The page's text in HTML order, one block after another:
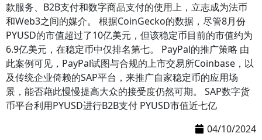
款服务、B2B支付和数字商品支付的使用上，立志成为法币
和Web3之间的媒介。 根据CoinGecko的数据，尽管8月份
PYUSD的市值超过了10亿美元，但该稳定币目前的市值约为
6.9亿美元，在稳定币中仅排名第七。 PayPal的推广策略 由
此案例可见，PayPal试图与合规的上市交易所Coinbase，以
及传统企业倚赖的SAP平台，来推广自家稳定币的应用场
景，能否藉此慢慢提高大众的接受度仍然可期。 SAP数字货
币平台利用PYUSD进行B2B支付 PYUSD市值近七亿
04/10/2024